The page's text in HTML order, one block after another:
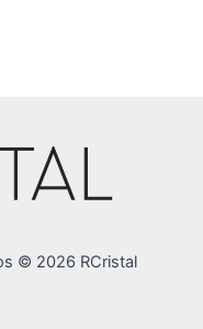
© 2026 RCristal